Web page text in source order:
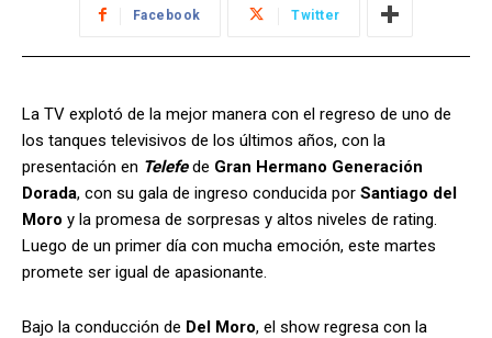
Facebook Twitter
La TV explotó de la mejor manera con el regreso de uno de
los tanques televisivos de los últimos años, con la
presentación en Telefede Gran Hermano Generación
Dorada, con su gala de ingreso conducida por Santiago del
Moro y la promesa de sorpresas y altos niveles de rating.
Luego de un primer día con mucha emoción, este martes
promete ser igual de apasionante.
Bajo la conducción de Del Moro, el show regresa con la